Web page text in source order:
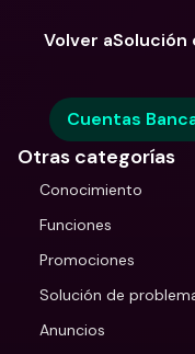
Volver aSolución
Cuentas
Otras categorías
Conocimiento
Funciones
Promociones
Solución de
Anuncios